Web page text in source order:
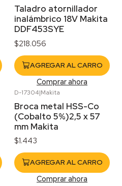
Taladro atornillador
inalámbrico 18V Makita
DDF453SYE
$218.056
AGREGAR AL CARRO
Comprar ahora
D-17304|Makita
Broca metal HSS-Co
(Cobalto 5%)2,5 x 57
mm Makita
$1.443
AGREGAR AL CARRO
Comprar ahora